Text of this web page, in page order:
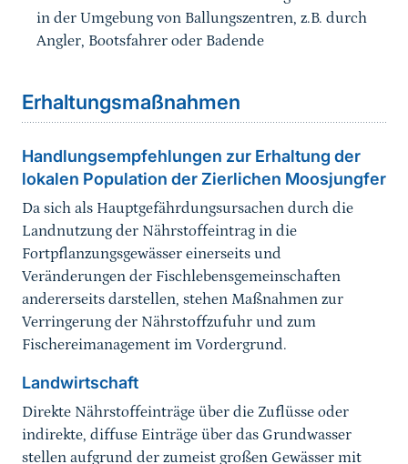
in der Umgebung von Ballungszentren, z.B. durch
Angler, Bootsfahrer oder Badende
Sprungmarke
Erhaltungsmaßnahmen
Handlungsempfehlungen zur Erhaltung der
lokalen Population der Zierlichen Moosjungfer
Da sich als Hauptgefährdungsursachen durch die
Landnutzung der Nährstoffeintrag in die
Fortpflanzungsgewässer einerseits und
Veränderungen der Fischlebensgemeinschaften
andererseits darstellen, stehen Maßnahmen zur
Verringerung der Nährstoffzufuhr und zum
Fischereimanagement im Vordergrund.
Landwirtschaft
Direkte Nährstoffeinträge über die Zuflüsse oder
indirekte, diffuse Einträge über das Grundwasser
stellen aufgrund der zumeist großen Gewässer mit